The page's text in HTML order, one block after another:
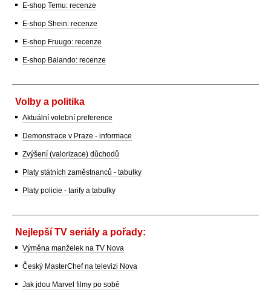
E-shop Temu: recenze
E-shop Shein: recenze
E-shop Fruugo: recenze
E-shop Balando: recenze
Volby a politika
Aktuální volební preference
Demonstrace v Praze - informace
Zvýšení (valorizace) důchodů
Platy státních zaměstnanců - tabulky
Platy policie - tarify a tabulky
Nejlepší TV seriály a pořady:
Výměna manželek na TV Nova
Český MasterChef na televizi Nova
Jak jdou Marvel filmy po sobě